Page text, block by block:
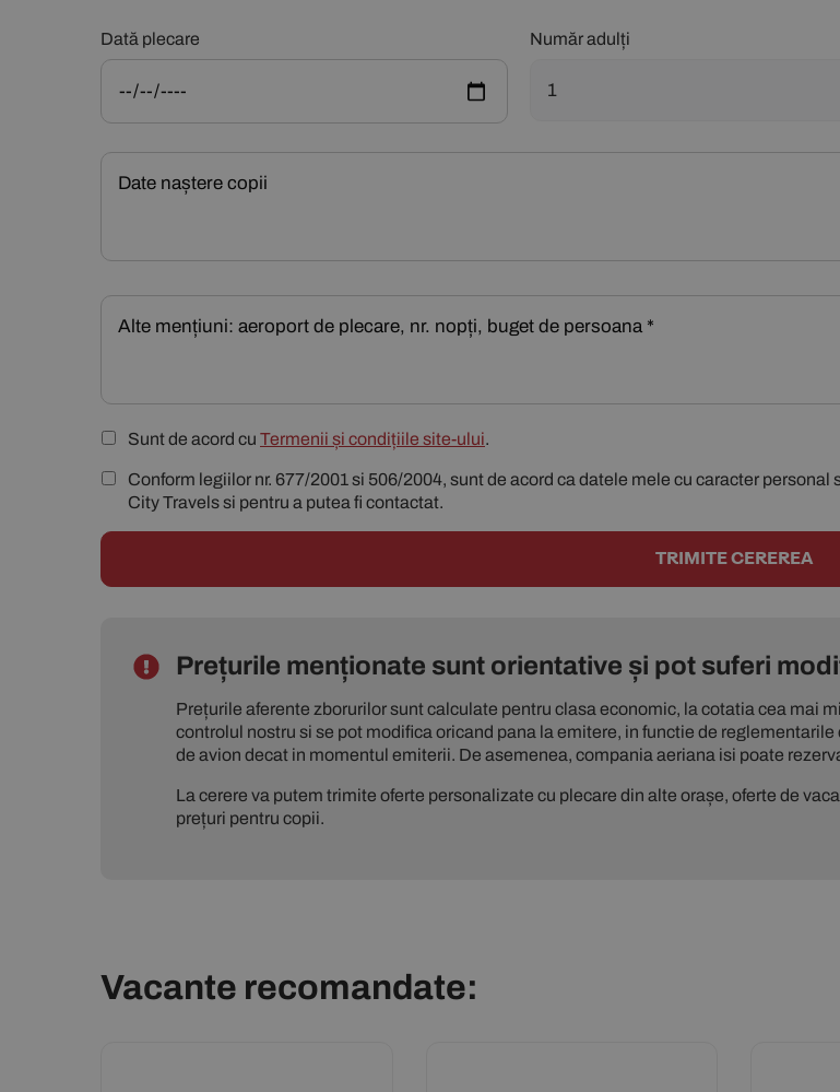
Dată plecare Număr adulți
Sunt de acord cu Termenii și condițiile site-ului.
Conform legiilor nr. 677/2001 si 506/2004, sunt de acord ca datele mele cu caracter
City Travels si pentru a putea fi contactat.
Prețurile menționate sunt orientative și pot suferi
Prețurile aferente zborurilor sunt calculate pentru clasa economic, la cotatia cea mai
controlul nostru si se pot modifica oricand pana la emitere, in functie de
de avion decat in momentul emiterii. De asemenea, compania aeriana isi poate
La cerere va putem trimite oferte personalizate cu plecare din alte orașe, oferte de
prețuri pentru copii.
Vacante recomandate: